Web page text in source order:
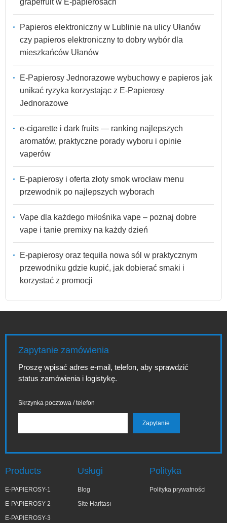
Papieros elektroniczny w Lublinie na ulicy Ułanów
czy papieros elektroniczny to dobry wybór dla
mieszkańców Ułanów
E-Papierosy Jednorazowe wybuchowy e papieros jak
unikać ryzyka korzystając z E-Papierosy
Jednorazowe
e-cigarette i dark fruits — ranking najlepszych
aromatów, praktyczne porady wyboru i opinie
vaperów
E-papierosy i oferta złoty smok wrocław menu
przewodnik po najlepszych wyborach
Vape dla każdego miłośnika vape – poznaj dobre
vape i tanie premixy na każdy dzień
E-papierosy oraz tequila nowa sól w praktycznym
przewodniku gdzie kupić, jak dobierać smaki i
korzystać z promocji
Zapytanie zamówienia
Proszę wpisać adres e-mail, telefon, aby sprawdzić
status zamówienia i logistykę.
Skrzynka pocztowa / telefon
Products
E-PAPIEROSY-1
E-PAPIEROSY-2
E-PAPIEROSY-3
Usługi
Blog
Site Haritası
Polityka
Polityka prywatności